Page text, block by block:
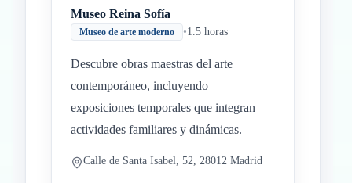
Museo Reina Sofía
Museo de arte moderno •1.5 horas
Descubre obras maestras del arte
contemporáneo, incluyendo
exposiciones temporales que integran
actividades familiares y dinámicas.
Calle de Santa Isabel, 52, 28012 Madrid